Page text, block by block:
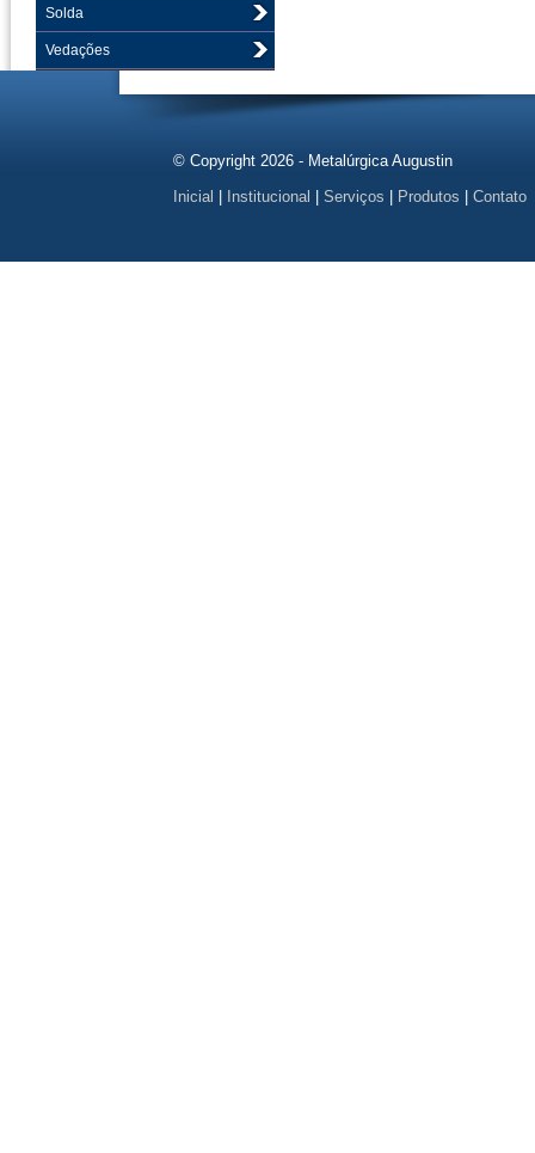
Solda
Vedações
© Copyright 2026 - Metalúrgica Augustin
Inicial
Institucional Serviços Produtos Contato